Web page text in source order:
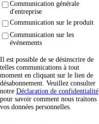
Communication générale
d'entreprise
Communication sur le produit
Communication sur les
événements
Il est possible de se désinscrire de
telles communications à tout
moment en cliquant sur le lien de
désabonnement. Veuillez consulter
notre Déclaration de confidentialité
pour savoir comment nous traitons
vos données personnelles.